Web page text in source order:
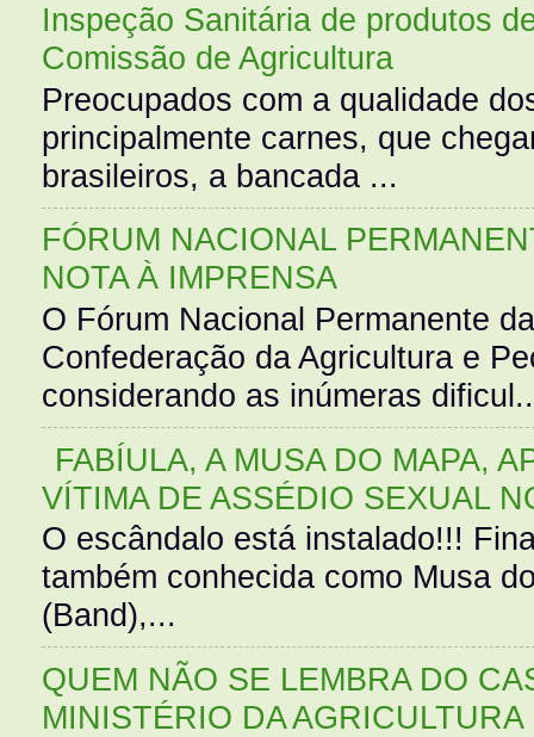
Inspeção Sanitária de produtos
Comissão de Agricultura
Preocupados com a qualidade
principalmente carnes, que
brasileiros, a bancada ...
FÓRUM NACIONAL
NOTA À IMPRENSA
O Fórum Nacional Permanente
Confederação da Agricultura e
considerando as inúmeras
FABÍULA, A MUSA DO MAPA,
VÍTIMA DE ASSÉDIO SEXUAL
O escândalo está instalado!!!
também conhecida como Musa
(Band),...
QUEM NÃO SE LEMBRA DO
MINISTÉRIO DA AGRICULTURA